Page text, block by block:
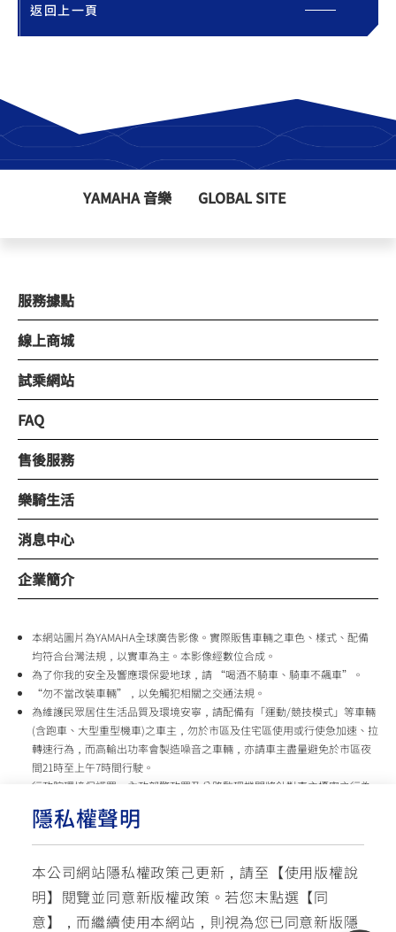
隱私權聲明
本公司網站隱私權政策己更新，請至【使用版權說
明】閱覽並同意新版權政策。 若您末點選【同
意】，而繼續使用本網站，則視為您已同意新版隱
返回上一頁
YAMAHA 音樂 GLOBAL SITE
服務據點
線上商城
試乘網站
FAQ
售後服務
樂騎生活
消息中心
企業簡介
本網站圖片為YAMAHA全球廣告影像。實際販售車輛之車色、樣式、配備
均符合台灣法規，以實車為主。本影像經數位合成。
為了你我的安全及響應環保愛地球，請 “喝酒不騎車、騎車不飆車”。
“勿不當改裝車輛”，以免觸犯相關之交通法規。
為維護民眾居住生活品質及環境安寧，請配備有「運動/競技模式」等車輛
(含跑車、大型重型機車)之車主，勿於市區及住宅區使用或行使急加速、拉
轉速行為，而高輸出功率會製造噪音之車輛，亦請車主盡量避免於市區夜
間21時至上午7時間行駛。
行政院環境保護署、內政部警政署及公路監理機關將針對車主擾寧之行為
台灣山葉機車 關心您
使用版權說明 隱私權政策 交通安全入口網
☏ 免付費客服專線: 0800-631-680 ✉ 聯繫客服
每週一 ~ 五 08:00~12:10 / 13:00~16:40(國定假日與公司假日除外)